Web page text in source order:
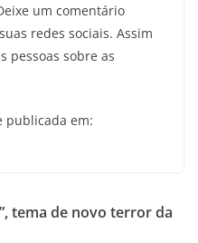
um comentário
redes sociais. Assim
pessoas sobre as
publicada em:
tema de novo terror da